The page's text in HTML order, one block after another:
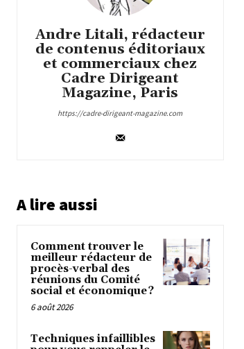
Andre Litali, rédacteur
de contenus éditoriaux
et commerciaux chez
Cadre Dirigeant
Magazine, Paris
https://cadre-dirigeant-magazine.com
A lire aussi
Comment trouver le
meilleur rédacteur de
procès-verbal des
réunions du Comité
social et économique ?
6 août 2026
Techniques infaillibles